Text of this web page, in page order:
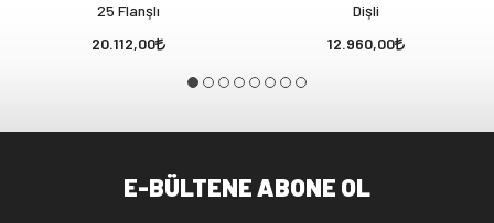
25 Flanşlı
20.112,00
Dişli
12.960,00
E-BÜLTENE ABONE OL